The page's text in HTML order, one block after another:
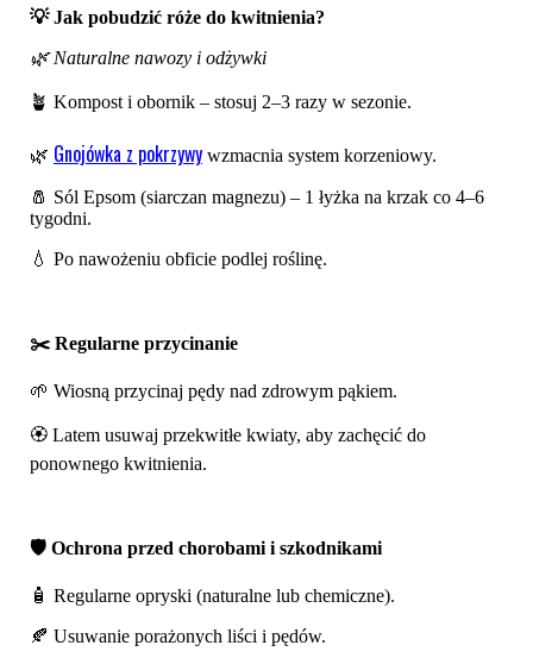
💡 Jak pobudzić róże do kwitnienia?
🌿 Naturalne nawozy i odżywki
🪴 Kompost i obornik – stosuj 2–3 razy w sezonie.
🌿 Gnojówka z pokrzywy wzmacnia system korzeniowy.
🧂 Sól Epsom (siarczan magnezu) – 1 łyżka na krzak co 4–6
tygodni.
💧 Po nawożeniu obficie podlej roślinę.
✂️ Regularne przycinanie
🌱 Wiosną przycinaj pędy nad zdrowym pąkiem.
🏵️ Latem usuwaj przekwitłe kwiaty, aby zachęcić do
ponownego kwitnienia.
🛡️ Ochrona przed chorobami i szkodnikami
🧴 Regularne opryski (naturalne lub chemiczne).
🍂 Usuwanie porażonych liści i pędów.